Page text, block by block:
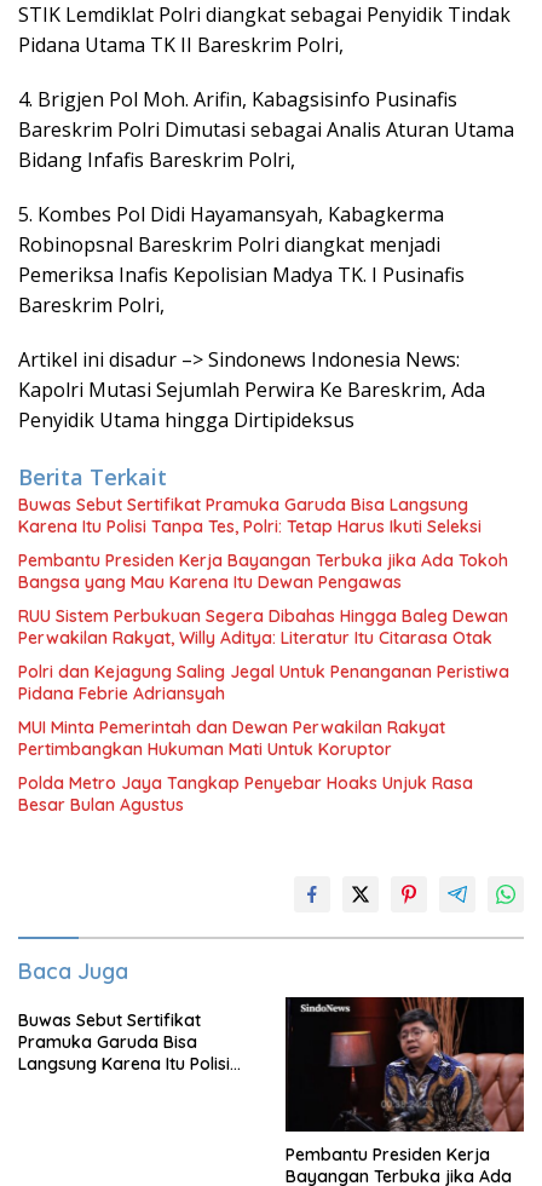
STIK Lemdiklat Polri diangkat sebagai Penyidik Tindak
Pidana Utama TK II Bareskrim Polri,
4. Brigjen Pol Moh. Arifin, Kabagsisinfo Pusinafis
Bareskrim Polri Dimutasi sebagai Analis Aturan Utama
Bidang Infafis Bareskrim Polri,
5. Kombes Pol Didi Hayamansyah, Kabagkerma
Robinopsnal Bareskrim Polri diangkat menjadi
Pemeriksa Inafis Kepolisian Madya TK. I Pusinafis
Bareskrim Polri,
Artikel ini disadur –> Sindonews Indonesia News:
Kapolri Mutasi Sejumlah Perwira Ke Bareskrim, Ada
Penyidik Utama hingga Dirtipideksus
Berita Terkait
Buwas Sebut Sertifikat Pramuka Garuda Bisa Langsung
Karena Itu Polisi Tanpa Tes, Polri: Tetap Harus Ikuti Seleksi
Pembantu Presiden Kerja Bayangan Terbuka jika Ada Tokoh
Bangsa yang Mau Karena Itu Dewan Pengawas
RUU Sistem Perbukuan Segera Dibahas Hingga Baleg Dewan
Perwakilan Rakyat, Willy Aditya: Literatur Itu Citarasa Otak
Polri dan Kejagung Saling Jegal Untuk Penanganan Peristiwa
Pidana Febrie Adriansyah
MUI Minta Pemerintah dan Dewan Perwakilan Rakyat
Pertimbangkan Hukuman Mati Untuk Koruptor
Polda Metro Jaya Tangkap Penyebar Hoaks Unjuk Rasa
Besar Bulan Agustus
Baca Juga
Buwas Sebut Sertifikat
Pramuka Garuda Bisa
Langsung Karena Itu Polisi
Pembantu Presiden Kerja
Bayangan Terbuka jika Ada